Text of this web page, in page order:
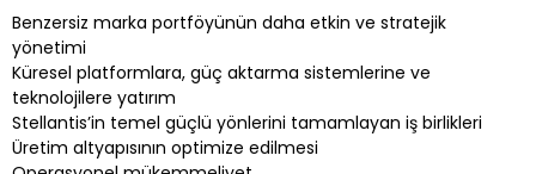
Benzersiz marka portföyünün daha etkin ve stratejik
yönetimi
Küresel platformlara, güç aktarma sistemlerine ve
teknolojilere yatırım
Stellantis’in temel güçlü yönlerini tamamlayan iş birlikleri
Üretim altyapısının optimize edilmesi